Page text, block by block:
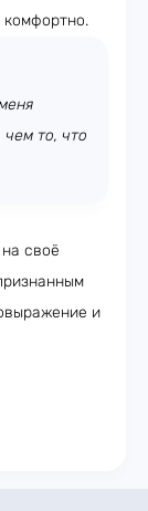
комфортно.
то, что
своё
и